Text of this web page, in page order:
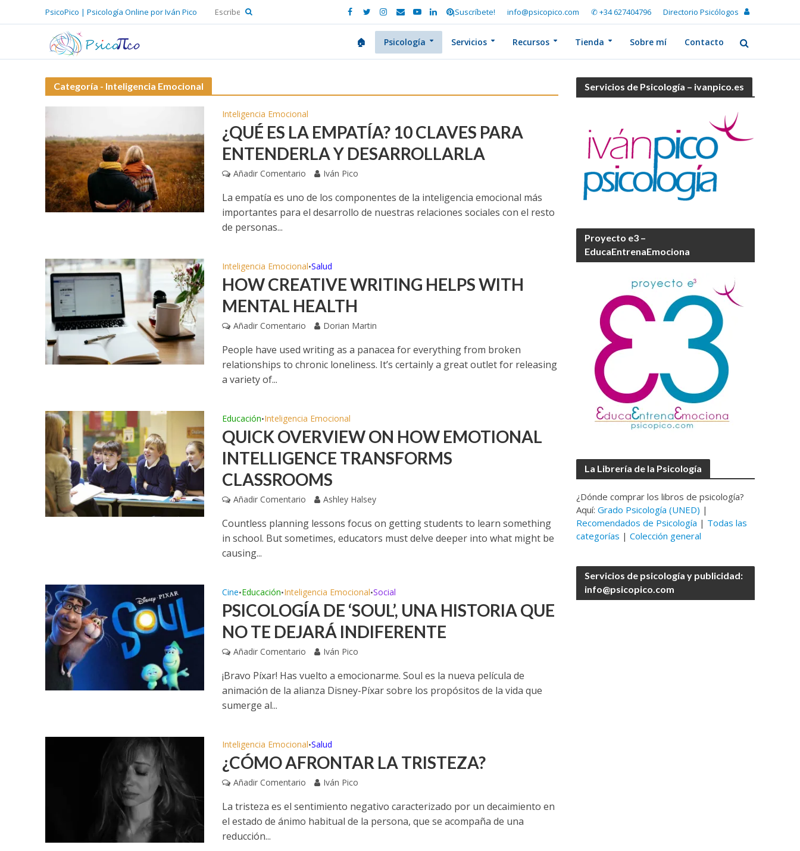
PsicoPico | Psicología Online por Iván Pico ¡Suscríbete! info@psicopico.com ✆ +34 627404796 Directorio Psicólogos
🏠 Psicología Servicios Recursos Tienda Sobre mí Contacto
Categoría - Inteligencia Emocional
Inteligencia Emocional
¿QUÉ ES LA EMPATÍA? 10 CLAVES PARA
ENTENDERLA Y DESARROLLARLA
Añadir Comentario Iván Pico
La empatía es uno de los componentes de la inteligencia emocional más
importantes para el desarrollo de nuestras relaciones sociales con el resto
de personas...
Inteligencia Emocional•Salud
HOW CREATIVE WRITING HELPS WITH
MENTAL HEALTH
Añadir Comentario Dorian Martin
People have used writing as a panacea for everything from broken
relationships to chronic loneliness. It’s certainly a great outlet for releasing
a variety of...
Educación•Inteligencia Emocional
QUICK OVERVIEW ON HOW EMOTIONAL
INTELLIGENCE TRANSFORMS
CLASSROOMS
Añadir Comentario Ashley Halsey
Countless planning lessons focus on getting students to learn something
in school. But sometimes, educators must delve deeper into what might be
causing...
Cine•Educación•Inteligencia Emocional•Social
PSICOLOGÍA DE ‘SOUL’, UNA HISTORIA QUE
NO TE DEJARÁ INDIFERENTE
Añadir Comentario Iván Pico
¡Bravo Píxar! Has vuelto a emocionarme. Soul es la nueva película de
animación de la alianza Disney-Píxar sobre los propósitos de la vida que
sumerge al...
Inteligencia Emocional•Salud
¿CÓMO AFRONTAR LA TRISTEZA?
Añadir Comentario Iván Pico
La tristeza es el sentimiento negativo caracterizado por un decaimiento en
el estado de ánimo habitual de la persona, que se acompaña de una
reducción...
Servicios de Psicología – ivanpico.es
Proyecto e3 –
EducaEntrenaEmociona
La Librería de la Psicología
¿Dónde comprar los libros de psicología?
Aquí:Grado Psicología (UNED) |
Recomendados de Psicología | Todas las
categorías |Colección general
Servicios de psicología y publicidad:
info@psicopico.com